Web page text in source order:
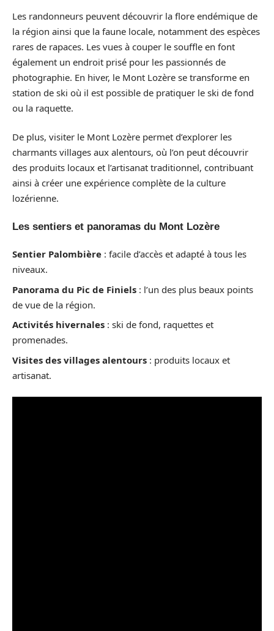
Les randonneurs peuvent découvrir la flore endémique de
la région ainsi que la faune locale, notamment des espèces
rares de rapaces. Les vues à couper le souffle en font
également un endroit prisé pour les passionnés de
photographie. En hiver, le Mont Lozère se transforme en
station de ski où il est possible de pratiquer le ski de fond
ou la raquette.
De plus, visiter le Mont Lozère permet d’explorer les
charmants villages aux alentours, où l’on peut découvrir
des produits locaux et l’artisanat traditionnel, contribuant
ainsi à créer une expérience complète de la culture
lozérienne.
Les sentiers et panoramas du Mont Lozère
Sentier Palombière : facile d’accès et adapté à tous les
niveaux.
Panorama du Pic de Finiels : l’un des plus beaux points
de vue de la région.
Activités hivernales : ski de fond, raquettes et
promenades.
Visites des villages alentours : produits locaux et
artisanat.